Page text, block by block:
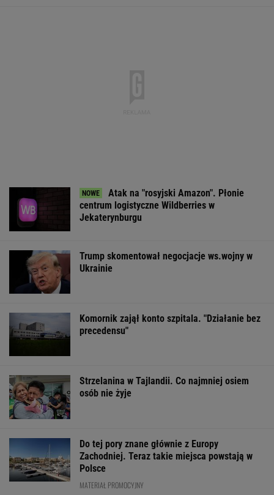
Atak na "rosyjski Amazon". Płonie
centrum logistyczne Wildberries w
Jekaterynburgu
Trump skomentował negocjacje ws.wojny w
Ukrainie
Komornik zajął konto szpitala. "Działanie bez
precedensu"
Strzelanina w Tajlandii. Co najmniej osiem
osób nie żyje
Do tej pory znane głównie z Europy
Zachodniej. Teraz takie miejsca powstają w
Polsce
MATERIAŁ PROMOCYJNY